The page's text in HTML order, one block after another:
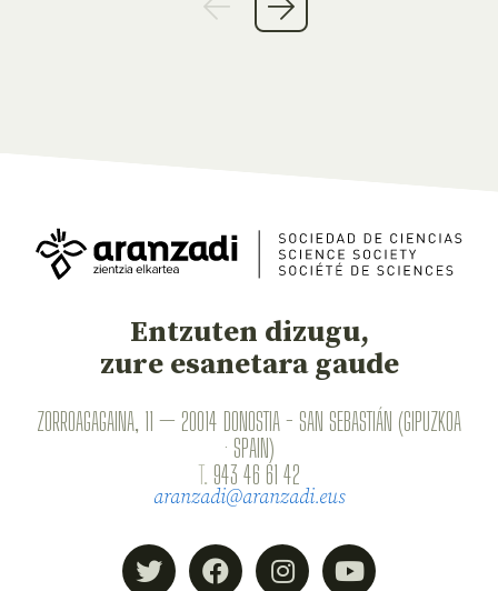
Entzuten dizugu,
zure esanetara gaude
ZORROAGAGAINA, 11 — 20014 DONOSTIA - SAN SEBASTIÁN (GIPUZKOA
· SPAIN)
T. 943 46 61 42
aranzadi@aranzadi.eus